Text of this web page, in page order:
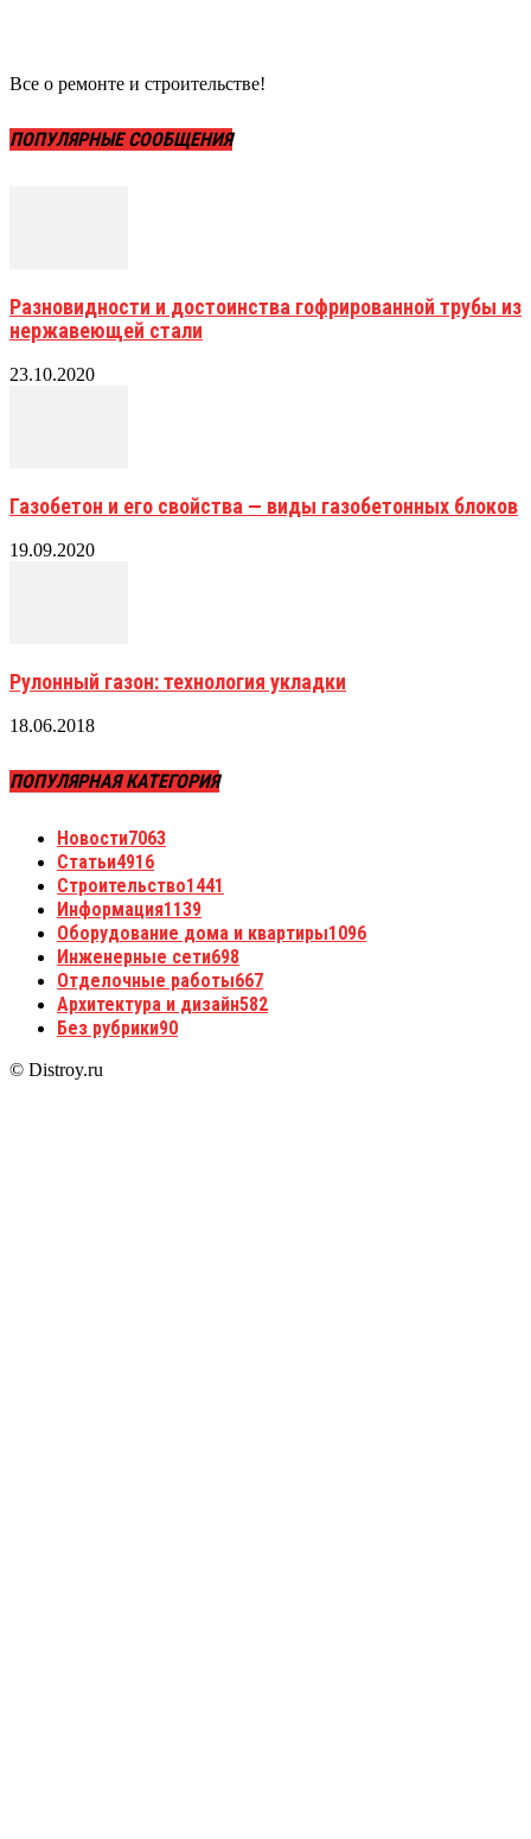
Все о ремонте и строительстве!
ПОПУЛЯРНЫЕ СООБЩЕНИЯ
Разновидности и достоинства гофрированной трубы из
нержавеющей стали
23.10.2020
Газобетон и его свойства — виды газобетонных блоков
19.09.2020
Рулонный газон: технология укладки
18.06.2018
ПОПУЛЯРНАЯ КАТЕГОРИЯ
Новости7063
Статьи4916
Строительство1441
Информация1139
Оборудование дома и квартиры1096
Инженерные сети698
Отделочные работы667
Архитектура и дизайн582
Без рубрики90
© Distroy.ru